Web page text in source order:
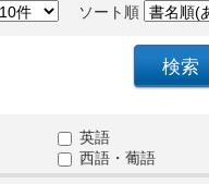
ソート順
英語
西語・葡語